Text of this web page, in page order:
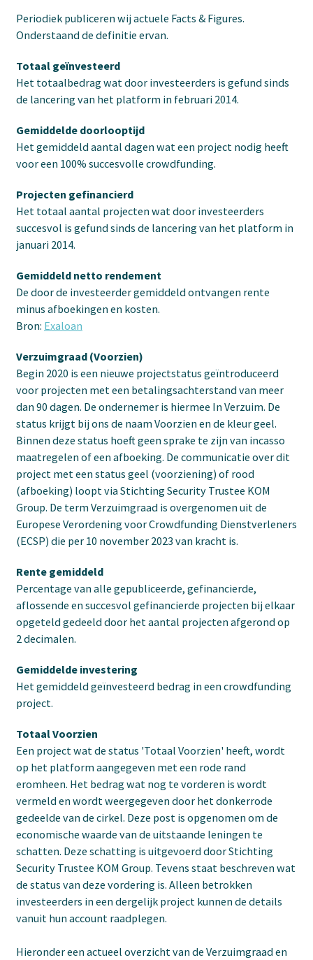
Periodiek publiceren wij actuele Facts & Figures.
Onderstaand de definitie ervan.
Totaal geïnvesteerd
Het totaalbedrag wat door investeerders is gefund sinds
de lancering van het platform in februari 2014.
Gemiddelde doorlooptijd
Het gemiddeld aantal dagen wat een project nodig heeft
voor een 100% succesvolle crowdfunding.
Projecten gefinancierd
Het totaal aantal projecten wat door investeerders
succesvol is gefund sinds de lancering van het platform in
januari 2014.
Gemiddeld netto rendement
De door de investeerder gemiddeld ontvangen rente
minus afboekingen en kosten.
Bron: Exaloan
Verzuimgraad (Voorzien)
Begin 2020 is een nieuwe projectstatus geïntroduceerd
voor projecten met een betalingsachterstand van meer
dan 90 dagen. De ondernemer is hiermee In Verzuim. De
status krijgt bij ons de naam Voorzien en de kleur geel.
Binnen deze status hoeft geen sprake te zijn van incasso
maatregelen of een afboeking. De communicatie over dit
project met een status geel (voorziening) of rood
(afboeking) loopt via Stichting Security Trustee KOM
Group. De term Verzuimgraad is overgenomen uit de
Europese Verordening voor Crowdfunding Dienstverleners
(ECSP) die per 10 november 2023 van kracht is.
Rente gemiddeld
Percentage van alle gepubliceerde, gefinancierde,
aflossende en succesvol gefinancierde projecten bij elkaar
opgeteld gedeeld door het aantal projecten afgerond op
2 decimalen.
Gemiddelde investering
Het gemiddeld geïnvesteerd bedrag in een crowdfunding
project.
Totaal Voorzien
Een project wat de status 'Totaal Voorzien' heeft, wordt
op het platform aangegeven met een rode rand
eromheen. Het bedrag wat nog te vorderen is wordt
vermeld en wordt weergegeven door het donkerrode
gedeelde van de cirkel. Deze post is opgenomen om de
economische waarde van de uitstaande leningen te
schatten. Deze schatting is uitgevoerd door Stichting
Security Trustee KOM Group. Tevens staat beschreven wat
de status van deze vordering is. Alleen betrokken
investeerders in een dergelijk project kunnen de details
vanuit hun account raadplegen.
Hieronder een actueel overzicht van de Verzuimgraad en